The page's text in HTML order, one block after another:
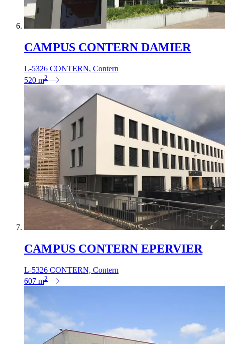
CAMPUS CONTERN DAMIER
L-5326 CONTERN, Contern
520 m2
CAMPUS CONTERN EPERVIER
L-5326 CONTERN, Contern
607 m2